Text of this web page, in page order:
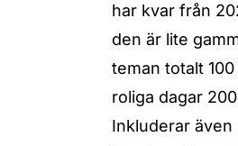
har kvar från
den är lite
teman totalt
roliga dagar
Inkluderar